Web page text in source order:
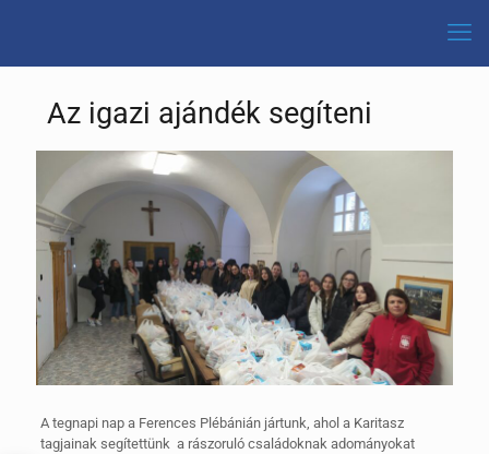
Az igazi ajándék segíteni
A tegnapi nap a Ferences Plébánián jártunk, ahol a Karitasz
tagjainak segítettünk a rászoruló családoknak adományokat